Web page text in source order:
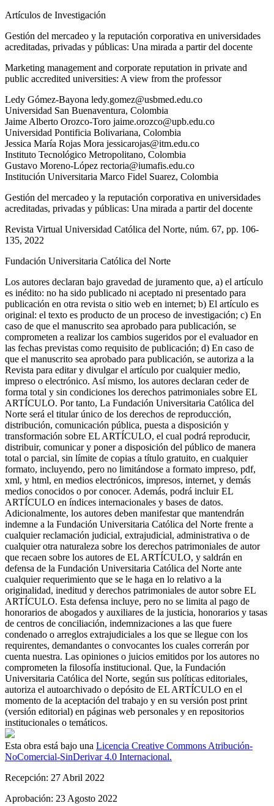
Artículos de Investigación
Gestión del mercadeo y la reputación corporativa en universidades
acreditadas, privadas y públicas: Una mirada a partir del docente
Marketing management and corporate reputation in private and
public accredited universities: A view from the professor
Ledy Gómez-Bayona ledy.gomez@usbmed.edu.co
Universidad San Buenaventura, Colombia
Jaime Alberto Orozco-Toro jaime.orozco@upb.edu.co
Universidad Pontificia Bolivariana, Colombia
Jessica María Rojas Mora jessicarojas@itm.edu.co
Instituto Tecnológico Metropolitano, Colombia
Gustavo Moreno-López rectoria@iumafis.edu.co
Institución Universitaria Marco Fidel Suarez, Colombia
Gestión del mercadeo y la reputación corporativa en universidades
acreditadas, privadas y públicas: Una mirada a partir del docente
Revista Virtual Universidad Católica del Norte, núm. 67, pp. 106-
135, 2022
Fundación Universitaria Católica del Norte
Los autores declaran bajo gravedad de juramento que, a) el artículo
es inédito: no ha sido publicado ni aceptado ni presentado para
publicación en otra revista o sitio web en internet; b) El artículo es
original: el texto es producto de un proceso de investigación; c) En
caso de que el manuscrito sea aprobado para publicación, se
comprometen a realizar los cambios sugeridos por el evaluador en
las fechas previstas como requisito de publicación; d) En caso de
que el manuscrito sea aprobado para publicación, se autoriza a la
Revista para editar y divulgar el artículo por cualquier medio,
impreso o electrónico. Así mismo, los autores declaran ceder de
forma total y sin condiciones los derechos patrimoniales sobre EL
ARTÍCULO. Por tanto, La Fundación Universitaria Católica del
Norte será el titular único de los derechos de reproducción,
distribución, comunicación pública, puesta a disposición y
transformación sobre EL ARTÍCULO, el cual podrá reproducir,
distribuir, comunicar y poner a disposición del público de manera
total o parcial, sin límite de copias a título gratuito, en cualquier
formato, incluyendo, pero no limitándose a formato impreso, pdf,
xml, y html, en medios electrónicos, impresos, internet, y demás
medios conocidos o por conocer. Además, podrá incluir EL
ARTÍCULO en índices internacionales y bases de datos.
Adicionalmente, los autores deben manifestar que mantendrán
indemne a la Fundación Universitaria Católica del Norte frente a
cualquier reclamación judicial, extrajudicial, administrativa o de
cualquier otra naturaleza sobre los derechos patrimoniales de autor
que recaen sobre los autores de EL ARTÍCULO, y saldrán en
defensa de la Fundación Universitaria Católica del Norte ante
cualquier requerimiento que se le haga en lo relativo a la
originalidad, ineditud y derechos patrimoniales de autor sobre EL
ARTÍCULO. Esta defensa incluye, pero no se limita al pago de
honorarios de abogados y auxiliares de la justicia, honorarios y tasas
de centros de conciliación, indemnizaciones a las que fuere
condenado o arreglos extrajudiciales a los que se llegue con los
requirentes, demandantes o convocantes los cuales correrán por
cuenta nuestra. Las opiniones o juicios emitidos por los autores no
comprometen la filosofía institucional. Que, la Fundación
Universitaria Católica del Norte, según sus políticas editoriales,
autoriza el autoarchivado o depósito de EL ARTÍCULO en el
momento de la aceptación del trabajo y en su versión post print
(versión editorial) en páginas web personales y en repositorios
institucionales o temáticos.
Esta obra está bajo una Licencia Creative Commons Atribución-
NoComercial-SinDerivar 4.0 Internacional.
Recepción: 27 Abril 2022
Aprobación: 23 Agosto 2022